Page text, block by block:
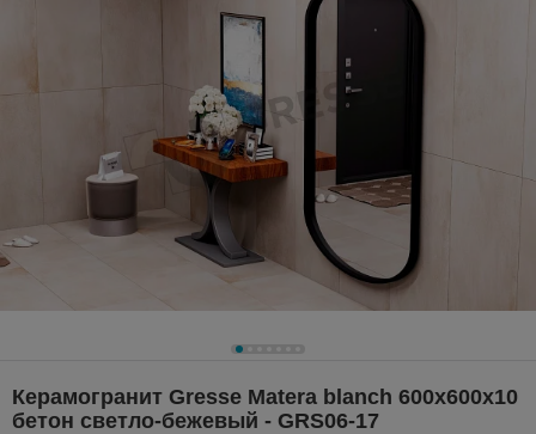
Керамогранит Gresse Matera blanch 600х600х10
бетон светло-бежевый - GRS06-17